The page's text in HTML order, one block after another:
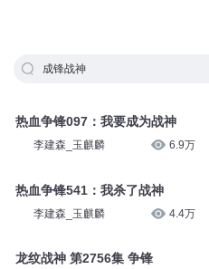
成锋战神
热血争锋097：我要成为战神
李建森_玉麒麟 6.9万
热血争锋541：我杀了战神
李建森_玉麒麟 4.4万
龙纹战神 第2756集 争锋